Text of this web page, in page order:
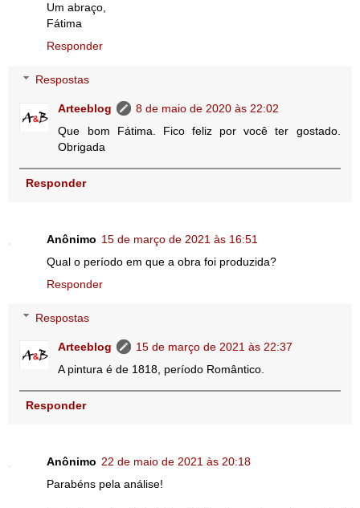
Um abraço,
Fátima
Responder
Respostas
Arteeblog
8 de maio de 2020 às 22:02
Que bom Fátima. Fico feliz por você ter gostado.
Obrigada
Responder
Anônimo 15 de março de 2021 às 16:51
Qual o período em que a obra foi produzida?
Responder
Respostas
Arteeblog
15 de março de 2021 às 22:37
A pintura é de 1818, período Romântico.
Responder
Anônimo 22 de maio de 2021 às 20:18
Parabéns pela análise!